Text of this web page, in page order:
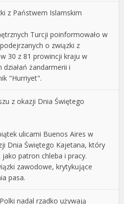
z Państwem Islamskim
Turcji poinformowało w
o związki z
30 z 81 prowincji kraju w
żandarmerii i
"Hurriyet".
z okazji Dnia Świętego
ulicami Buenos Aires w
Dnia Świętego Kajetana, który
patron chleba i pracy.
zawodowe, krytykujące
pasa.
nadal rzadko używają